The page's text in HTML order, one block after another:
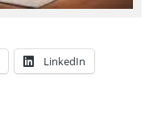
LinkedIn